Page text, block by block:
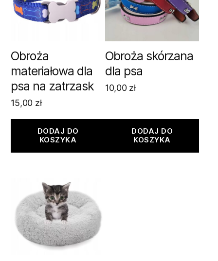
Obroża
materiałowa dla
psa na zatrzask
15,00 zł
DODAJ DO
KOSZYKA
Obroża skórzana
dla psa
10,00 zł
DODAJ DO
KOSZYKA